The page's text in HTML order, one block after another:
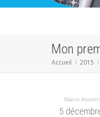
Mon
Accueil 2015
Mario Asselin
5